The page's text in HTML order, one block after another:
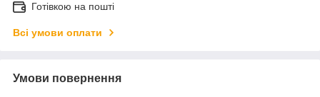
Готівкою на пошті
Всі умови оплати
Умови повернення